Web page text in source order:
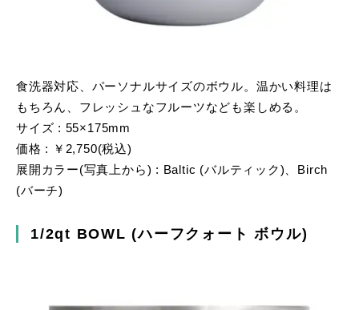
食洗器対応、パーソナルサイズのボウル。温かい料理は
もちろん、フレッシュなフルーツなども楽しめる。
サイズ : 55×175mm
価格 : ￥2,750(税込)
展開カラー(写真上から) : Baltic (バルティック)、Birch
(バーチ)
1/2qt BOWL (ハーフクォート ボウル)